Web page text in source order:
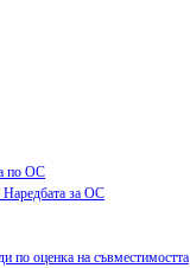
по ОС
Наредбата за ОС
по оценка на съвместимостта